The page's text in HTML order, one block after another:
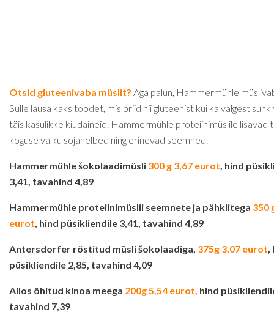
Otsid gluteenivaba müslit? Aga palun, Hammermühle
Sulle lausa kaks toodet, mis priid nii gluteenist kui ka valgest
täis kasulikke kiudaineid. Hammermühle proteiinimüslile lisavad
koguse valku sojahelbed ning erinevad seemned.
Hammermühle šokolaadimüsli 300 g 3,67 eurot, hind
3,41, tavahind 4,89
Hammermühle proteiinimüslii seemnete ja pähklitega 350
eurot, hind püsikliendile 3,41, tavahind 4,89
Antersdorfer röstitud müsli šokolaadiga, 375g 3,07 eurot,
püsikliendile 2,85, tavahind 4,09
Allos õhitud kinoa meega 200g 5,54 eurot, hind
tavahind 7,39